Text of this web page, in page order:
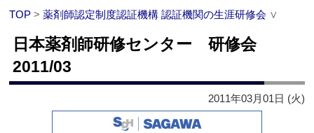
TOP >薬剤師認定制度認証機構 認証機関の生涯研修会 ∨
日本薬剤師研修センター 研修会
2011/03
2011年03月01日 (火)